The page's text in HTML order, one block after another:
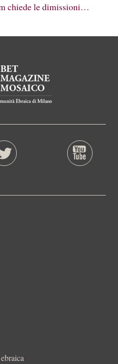
chiede le dimissioni…